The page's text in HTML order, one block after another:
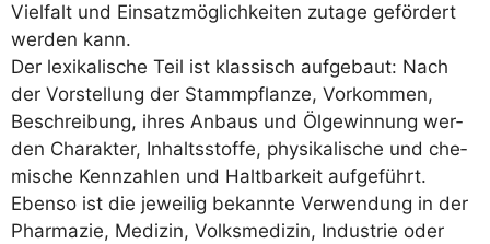
Viel­falt und Ein­satz­mög­lich­kei­ten zuta­ge geför­dert
wer­den kann.
Der lexi­ka­li­sche Teil ist klas­sisch auf­ge­baut: Nach
der Vor­stel­lung der Stamm­pflan­ze, Vor­kom­men,
Beschrei­bung, ihres Anbaus und Ölge­win­nung wer­
den Cha­rak­ter, Inhalts­stof­fe, phy­si­ka­li­sche und che­
mi­sche Kenn­zah­len und Halt­bar­keit auf­ge­führt.
Eben­so ist die jewei­lig bekann­te Ver­wen­dung in der
Phar­ma­zie, Medi­zin, Volks­me­di­zin, Indus­trie oder